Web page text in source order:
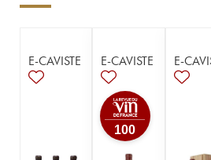
1976 1974
1971 1970
1966 1965
E-CAVISTE E-CAVISTE
100
E-